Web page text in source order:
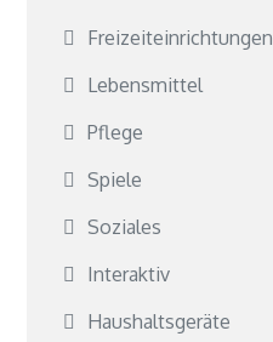
Freizeiteinrichtungen
Lebensmittel
Pflege
Spiele
Soziales
Interaktiv
Haushaltsgeräte